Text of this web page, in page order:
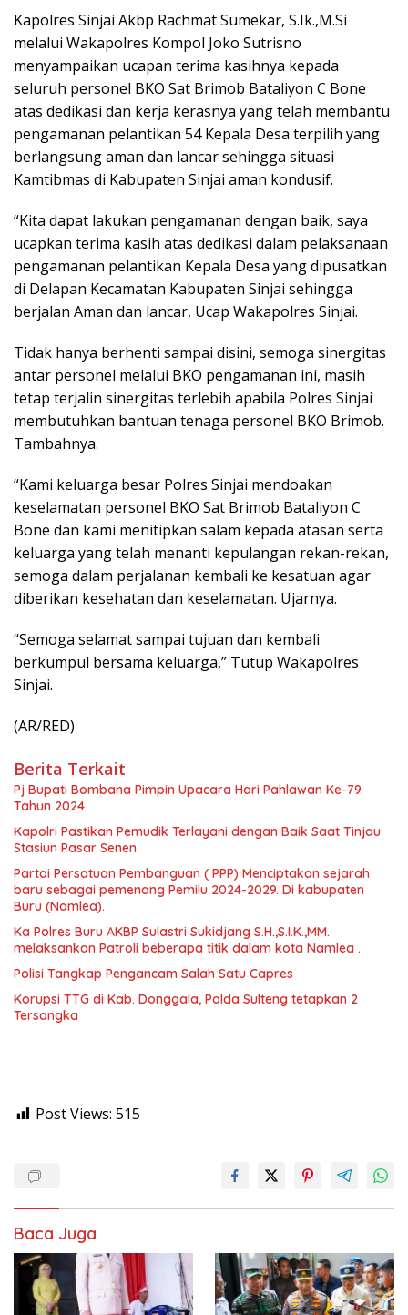
Kapolres Sinjai Akbp Rachmat Sumekar, S.Ik.,M.Si
melalui Wakapolres Kompol Joko Sutrisno
menyampaikan ucapan terima kasihnya kepada
seluruh personel BKO Sat Brimob Bataliyon C Bone
atas dedikasi dan kerja kerasnya yang telah membantu
pengamanan pelantikan 54 Kepala Desa terpilih yang
berlangsung aman dan lancar sehingga situasi
Kamtibmas di Kabupaten Sinjai aman kondusif.
“Kita dapat lakukan pengamanan dengan baik, saya
ucapkan terima kasih atas dedikasi dalam pelaksanaan
pengamanan pelantikan Kepala Desa yang dipusatkan
di Delapan Kecamatan Kabupaten Sinjai sehingga
berjalan Aman dan lancar, Ucap Wakapolres Sinjai.
Tidak hanya berhenti sampai disini, semoga sinergitas
antar personel melalui BKO pengamanan ini, masih
tetap terjalin sinergitas terlebih apabila Polres Sinjai
membutuhkan bantuan tenaga personel BKO Brimob.
Tambahnya.
“Kami keluarga besar Polres Sinjai mendoakan
keselamatan personel BKO Sat Brimob Bataliyon C
Bone dan kami menitipkan salam kepada atasan serta
keluarga yang telah menanti kepulangan rekan-rekan,
semoga dalam perjalanan kembali ke kesatuan agar
diberikan kesehatan dan keselamatan. Ujarnya.
“Semoga selamat sampai tujuan dan kembali
berkumpul bersama keluarga,” Tutup Wakapolres
Sinjai.
(AR/RED)
Berita Terkait
Pj Bupati Bombana Pimpin Upacara Hari Pahlawan Ke-79
Tahun 2024
Kapolri Pastikan Pemudik Terlayani dengan Baik Saat Tinjau
Stasiun Pasar Senen
Partai Persatuan Pembanguan ( PPP) Menciptakan sejarah
baru sebagai pemenang Pemilu 2024-2029. Di kabupaten
Buru (Namlea).
Ka Polres Buru AKBP Sulastri Sukidjang S.H.,S.I.K.,MM.
melaksankan Patroli beberapa titik dalam kota Namlea .
Polisi Tangkap Pengancam Salah Satu Capres
Korupsi TTG di Kab. Donggala, Polda Sulteng tetapkan 2
Tersangka
Post Views: 515
Baca Juga